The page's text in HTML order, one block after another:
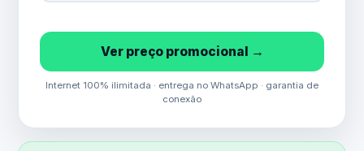
Ver preço promocional →
Internet 100% ilimitada · entrega no WhatsApp · garantia de
conexão